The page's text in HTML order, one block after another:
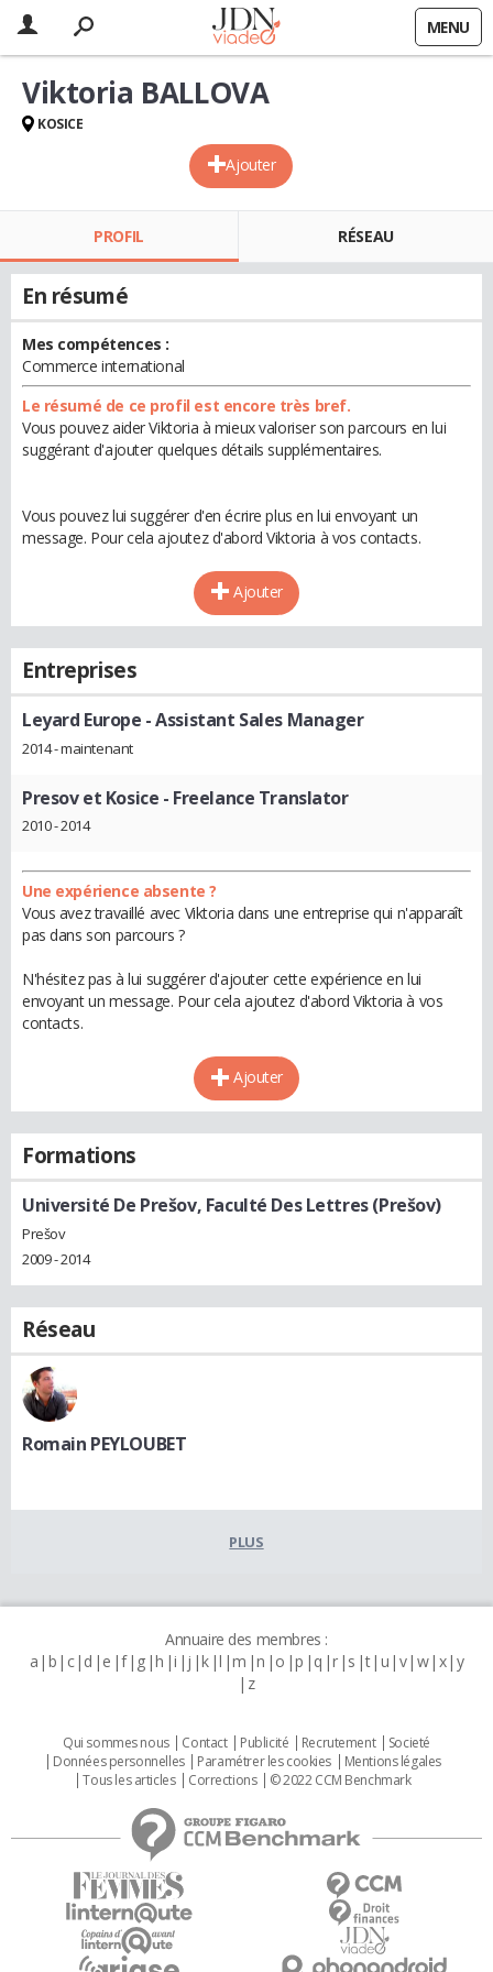
MENU
Ajouter
Viktoria BALLOVA
KOSICE
PROFIL RÉSEAU
En résumé
Mes compétences :
Commerce international
Le résumé de ce profil est encore très bref.
Vous pouvez aider Viktoria à mieux valoriser son parcours en lui
suggérant d'ajouter quelques détails supplémentaires.
Vous pouvez lui suggérer d'en écrire plus en lui envoyant un
message. Pour cela ajoutez d'abord Viktoria à vos contacts.
Ajouter
Entreprises
Leyard Europe - Assistant Sales Manager
2014 - maintenant
Presov et Kosice - Freelance Translator
2010 - 2014
Une expérience absente ?
Vous avez travaillé avec Viktoria dans une entreprise qui n'apparaît
pas dans son parcours ?
N'hésitez pas à lui suggérer d'ajouter cette expérience en lui
envoyant un message. Pour cela ajoutez d'abord Viktoria à vos
contacts.
Ajouter
Formations
Université De Prešov, Faculté Des Lettres (Prešov)
Prešov
2009 - 2014
Réseau
Romain PEYLOUBET
PLUS
Annuaire des membres :
a b c d e f g h i j k l m n o p q r s t u v w x y
z
Qui sommes nous Contact Publicité Recrutement
Societé
Données personnelles
Paramétrer les cookies
Mentions légales
Tous les articles
Corrections © 2022 CCM Benchmark